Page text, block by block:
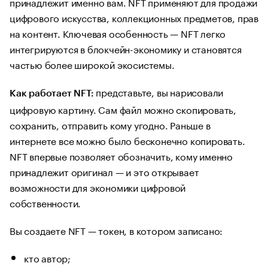
цифрового искусства, коллекционных предметов, прав
на контент. Ключевая особенность — NFT легко
интегрируются в блокчейн-экономику и становятся
частью более широкой экосистемы.
Как работает NFT: представьте, вы нарисовали
цифровую картину. Сам файл можно скопировать,
сохранить, отправить кому угодно. Раньше в
интернете все можно было бесконечно копировать.
NFT впервые позволяет обозначить, кому именно
принадлежит оригинал — и это открывает
возможности для экономики цифровой
собственности.
Вы создаете NFT — токен, в котором записано:
кто автор;